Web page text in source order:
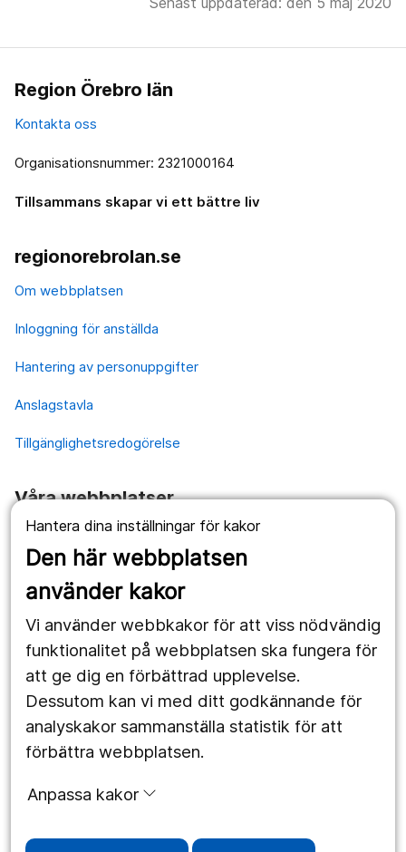
Hantera dina inställningar för kakor
Den här webbplatsen
använder kakor
Vi använder webbkakor för att viss nödvändig
funktionalitet på webbplatsen ska fungera för
att ge dig en förbättrad upplevelse.
Dessutom kan vi med ditt godkännande för
analyskakor sammanställa statistik för att
förbättra webbplatsen.
Anpassa kakor
Region Örebro län
Kontakta oss
Organisationsnummer: 2321000164
Tillsammans skapar vi ett bättre liv
regionorebrolan.se
Om webbplatsen
Inloggning för anställda
Hantering av personuppgifter
Anslagstavla
Tillgänglighetsredogörelse
Våra webbplatser
1177.se
Länstrafiken
Utveckling
Följ oss
Facebook